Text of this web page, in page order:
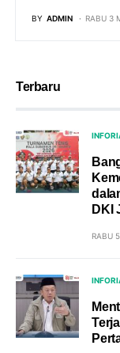
BY ADMIN RABU 3
Terbaru
DKI
RABU